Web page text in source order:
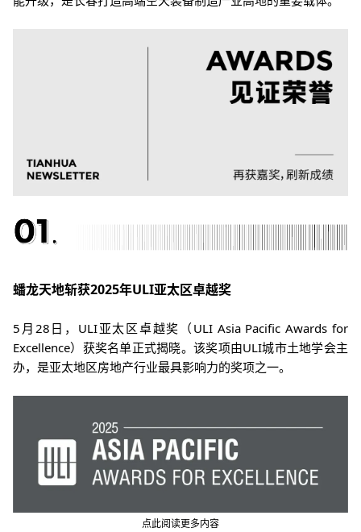
蟠龙天地斩获2025年ULI亚太区卓越奖
5月28日，ULI亚太区卓越奖（ULI Asia Pacific Awards for
Excellence）获奖名单正式揭晓。 该奖项由ULI城市土地学会主
办，是亚太地区房地产行业最具影响力的奖项之一。
点此阅读更多内容